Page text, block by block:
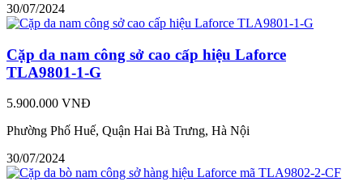
30/07/2024
Cặp da nam công sở cao cấp hiệu Laforce
TLA9801-1-G
5.900.000 VNĐ
Phường Phố Huế, Quận Hai Bà Trưng, Hà Nội
30/07/2024